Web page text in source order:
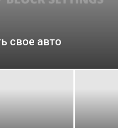
свое авто